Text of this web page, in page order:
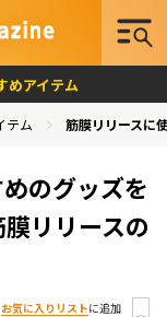
めアイテム
テム 筋膜リリースに
のグッズを
リリースの
お気に入りリストに追加